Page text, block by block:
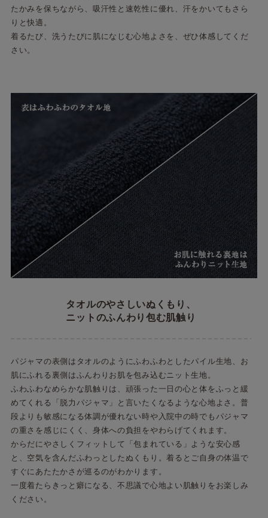
たかみを保ちながら、吸汗性と速乾性に優れ、汗をかいてもさら
りと快適。
着るたび、洗うたびに肌になじむ心地よさを、ぜひ体感してくだ
さい。
タオルのやさしいぬくもり、
ニットのふんわり包む肌触り
パジャマの表側はタオルのようにふわふわとしたパイル生地、お
肌にふれる裏側はふんわりお肌を包み込むニット生地。
ふわふわなめらかな肌触りは、頑張った一日の心と体をふっと緩
めてくれる「脱力パジャマ」と言いたくなるような心地よさ。普
段よりも敏感になる体調が優れない時や入院中の時でもパジャマ
の重さを感じにくく、身体への負担をやわらげてくれます。
からだにやさしくフィットして「包まれている」ような安心感
と、空気を含んだふわっとしたぬくもり。着るとご自身の体温で
すぐにあたたかさが巡るのがわかります。
一度着たらきっと癖になる、不思議で心地よい肌触りをお楽しみ
ください。